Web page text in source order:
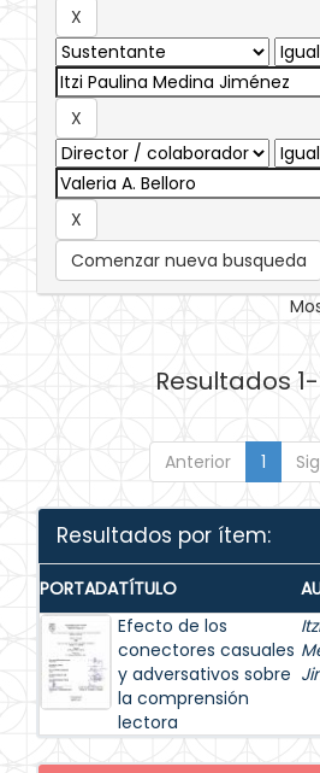
Comenzar nueva busqueda
Resultados 1-
Anterior 1
Resultados por ítem:
PORTADATÍTULO
Efecto de los
conectores casuales
y adversativos sobre
la comprensión
lectora